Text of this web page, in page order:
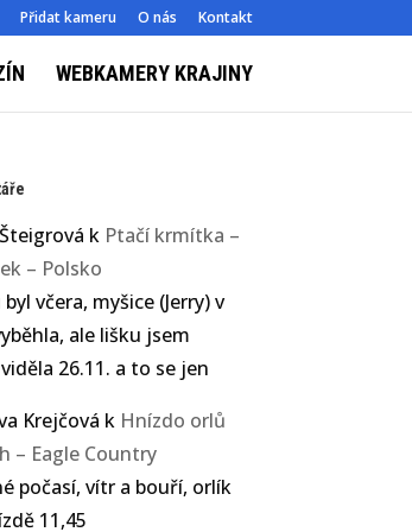
Přidat kameru O nás Kontakt
WEBKAMERY KRAJINY
k Ptačí krmítka –
– Polsko
včera, myšice (Jerry) v
ale lišku jsem
26.11. a to se jen
Krejčová k Hnízdo orlů
– Eagle Country
počasí, vítr a bouří, orlík
11,45